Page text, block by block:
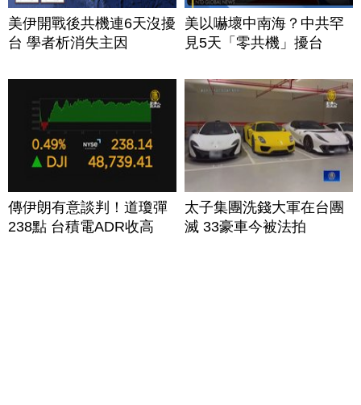
美伊開戰後共機連6天沒擾
台 學者析消失主因
美以嚇壞中南海？中共罕
見5天「零共機」擾台
傳伊朗有意談判！道瓊彈
238點 台積電ADR收高
太子集團洗錢大軍在台團
滅 33豪車今被法拍